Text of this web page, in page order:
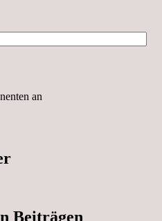
an
Beiträgen